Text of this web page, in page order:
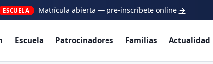
para socios: consulta las ventajas de nuestros patrocinadores
Escuela Patrocinadores Familias Actualidad